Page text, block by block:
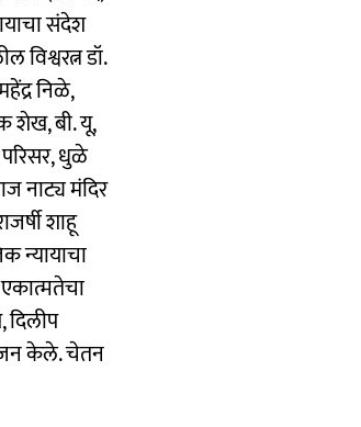
संदेश
डॉ.
निळे,
शेख, बी. यू,
धुळे
नाट्य मंदिर
शाहू
न्यायाचा
केले. चेतन